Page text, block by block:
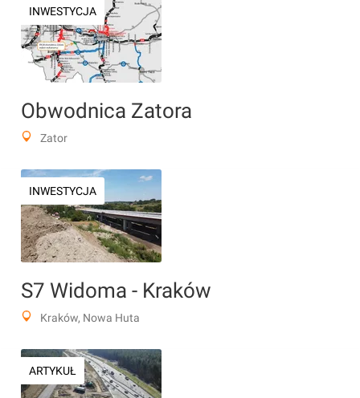
INWESTYCJA
Obwodnica Zatora
Zator
INWESTYCJA
S7 Widoma - Kraków
Kraków, Nowa Huta
ARTYKUŁ